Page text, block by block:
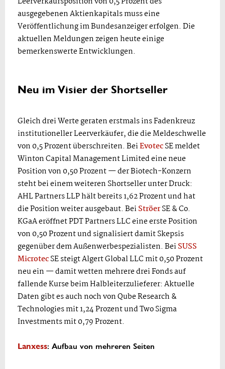
ausgegebenen Aktienkapitals muss eine
Veröffentlichung im Bundesanzeiger erfolgen. Die
aktuellen Meldungen zeigen heute einige
bemerkenswerte Entwicklungen.
Neu im Visier der Shortseller
Gleich drei Werte geraten erstmals ins Fadenkreuz
institutioneller Leerverkäufer, die die Meldeschwelle
von 0,5 Prozent überschreiten. BeiEvotecSE meldet
Winton Capital Management Limited eine neue
Position von 0,50 Prozent — der Biotech-Konzern
steht bei einem weiteren Shortseller unter Druck:
AHL Partners LLP hält bereits 1,62 Prozent und hat
die Position weiter ausgebaut. BeiStröerSE & Co.
KGaA eröffnet PDT Partners LLC eine erste Position
von 0,50 Prozent und signalisiert damit Skepsis
gegenüber dem Außenwerbespezialisten. BeiSUSS
MicrotecSE steigt Algert Global LLC mit 0,50 Prozent
neu ein — damit wetten mehrere drei Fonds auf
fallende Kurse beim Halbleiterzulieferer: Aktuelle
Daten gibt es auch noch von Qube Research &
Technologies mit 1,24 Prozent und Two Sigma
Investments mit 0,79 Prozent.
Lanxess: Aufbau von mehreren Seiten